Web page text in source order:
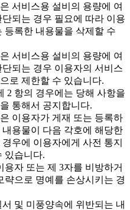
서비스용 설비의 용량에 여
되는 경우 필요에 따라 이용
등록한 내용물을 삭제할 수
서비스용 설비의 용량에 여
되는 경우 이용자의 서비스
로 제한할 수 있습니다.
2 항의 경우에는 당해 사항을
통해서 공지합니다.
이용자가 게재 또는 등록하
용물이 다음 각호에 해당한
우에 이용자에게 사전 통지
있습니다.
용자 또는 제 3자를 비방하거
략으로 명예를 손상시키는 경
서 및 미풍양속에 위반되는 내